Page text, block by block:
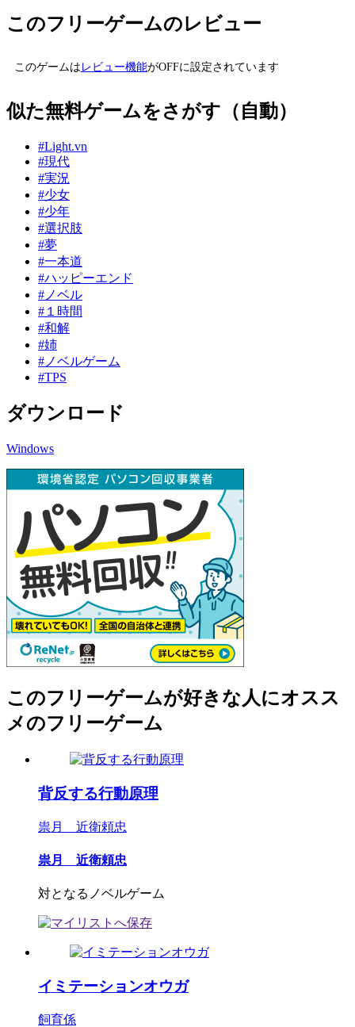
このフリーゲームのレビュー
このゲームは レビュー機能がOFFに設定されています
似た無料ゲームをさがす（自動）
#Light.vn
#現代
#実況
#少女
#少年
#選択肢
#夢
#一本道
#ハッピーエンド
#ノベル
#１時間
#和解
#姉
#ノベルゲーム
#TPS
ダウンロード
Windows
このフリーゲームが好きな人にオスス
メのフリーゲーム
背反する行動原理
祟月 近衛頼忠
祟月 近衛頼忠
対となるノベルゲーム
イミテーションオウガ
飼育係